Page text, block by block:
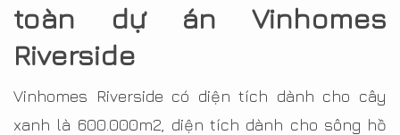
toàn dự án Vinhomes
Riverside
Vinhomes Riverside có diện tích dành cho cây
xanh là 600.000m2, diện tích dành cho sông hồ